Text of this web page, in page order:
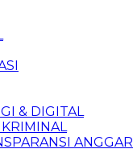
& DIGITAL